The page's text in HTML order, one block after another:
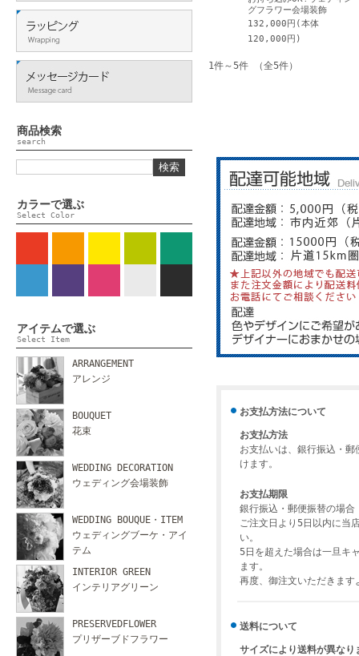
商品検索
search
カラーで選ぶ
Select Color
アイテムで選ぶ
Select Item
ARRANGEMENT
アレンジ
BOUQUET
花束
WEDDING DECORATION
ウェディング会場装飾
WEDDING BOUQUE・ITEM
ウェディングブーケ・アイ
テム
INTERIOR GREEN
インテリアグリーン
PRESERVEDFLOWER
プリザーブドフラワー
グフラワー会場装飾
132,000円(本体
120,000円)
1件～5件 （全5件）
お支払方法について
お支払方法
お支払いは、銀行振込・
けます。
お支払期限
銀行振込・郵便振替の場合
ご注文日より5日以内に当
い。
5日を超えた場合は一旦キ
ます。
再度、御注文いただきます
送料について
サイズにより送料が異な